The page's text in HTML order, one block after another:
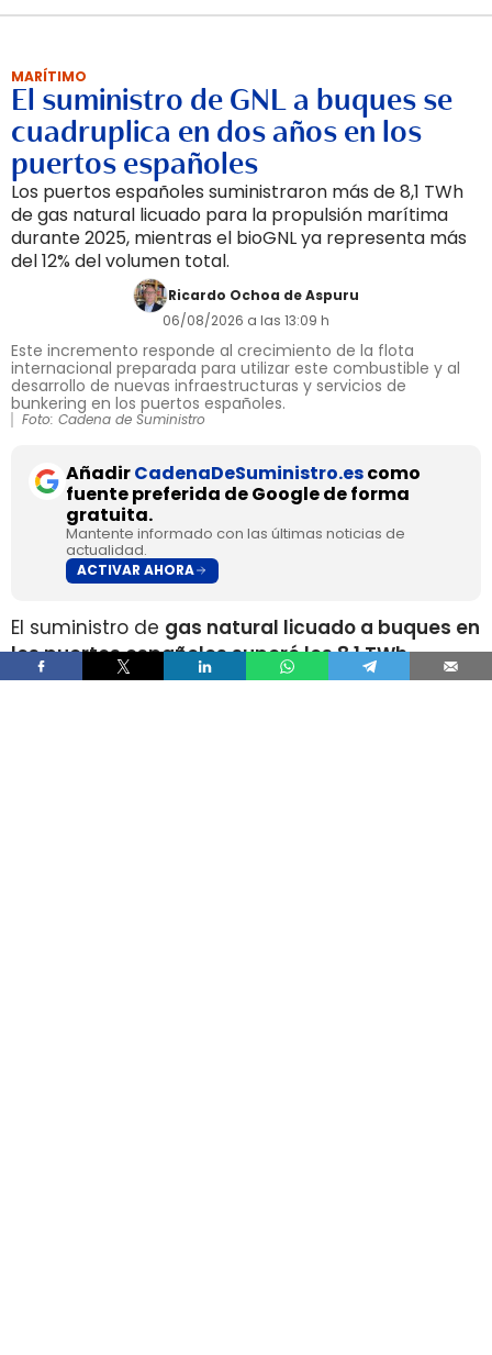
MARÍTIMO
El suministro de GNL a buques se
cuadruplica en dos años en los
puertos españoles
Los puertos españoles suministraron más de 8,1 TWh
de gas natural licuado para la propulsión marítima
durante 2025, mientras el bioGNL ya representa más
del 12% del volumen total.
Ricardo Ochoa de Aspuru
06/08/2026 a las 13:09 h
Este incremento responde al crecimiento de la flota
internacional preparada para utilizar este combustible y al
desarrollo de nuevas infraestructuras y servicios de
bunkering en los puertos españoles.
Foto: Cadena de Suministro
AñadirCadenaDeSuministro.escomo
fuente preferida de Google de forma
gratuita.
Mantente informado con las últimas noticias de
actualidad.
ACTIVAR AHORA
El suministro de gas natural licuado a buques en
los puertos españoles superó los 8,1 TWh
durante 2025, un volumen que multiplica por